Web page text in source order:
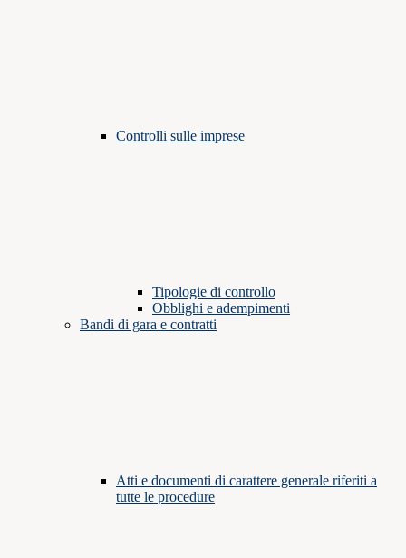
Controlli sulle imprese
Tipologie di controllo
Obblighi e adempimenti
Bandi di gara e contratti
Atti e documenti di carattere generale riferiti a
tutte le procedure